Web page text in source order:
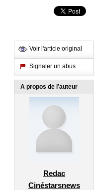
Voir l'article original
Signaler un abus
A propos de l’auteur
Redac
Cinéstarsnews